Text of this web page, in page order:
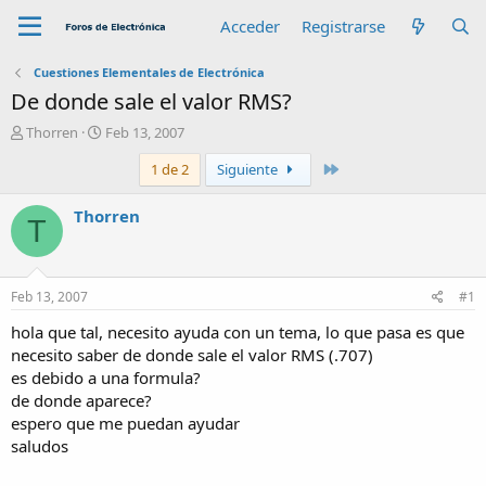
Acceder Registrarse
Cuestiones Elementales de Electrónica
De donde sale el valor RMS?
A
r
Thorren
F
a
d
c
o
Feb 13, 2007
1 de 2
Siguiente
T Thorren
Feb 13, 2007 #1
hola que tal, necesito ayuda con un tema, lo que pasa es que
necesito saber de donde sale el valor RMS (.707)
es debido a una formula?
de donde aparece?
espero que me puedan ayudar
saludos